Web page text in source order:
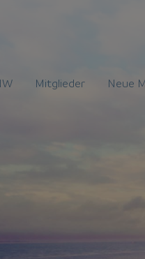
Mitglieder Neue